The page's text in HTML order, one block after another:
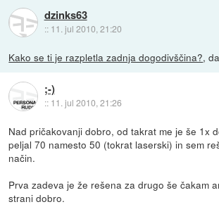
dzinks63
:: 11. jul 2010, 21:20
Kako se ti je razpletla zadnja dogodivščina?,
;-)
:: 11. jul 2010, 21:26
Nad pričakovanji dobro, od takrat me je še 1x
peljal 70 namesto 50 (tokrat laserski) in sem
način.
Prva zadeva je že rešena za drugo še čakam
strani dobro.